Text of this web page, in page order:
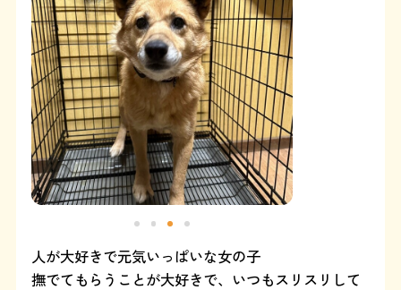
よくある質問
SHOP
ブログ
協賛企業について
人が大好きで元気いっぱいな女の子
撫でてもらうことが大好きで、いつもスリスリして